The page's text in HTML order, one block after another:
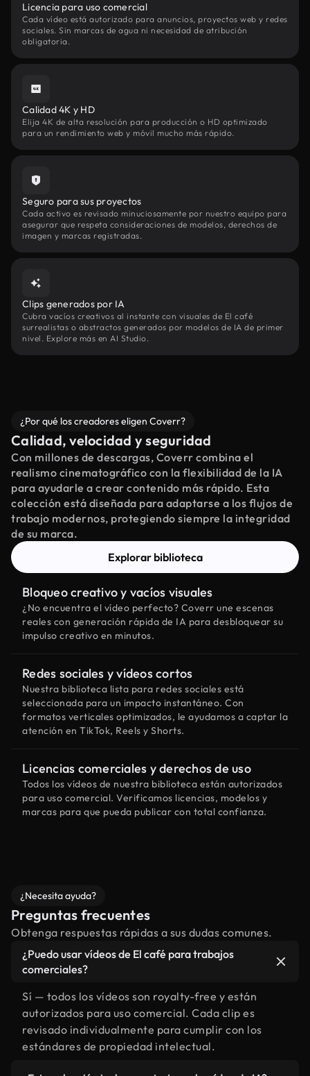
Licencia para uso comercial
Cada vídeo está autorizado para anuncios, proyectos web y redes
sociales. Sin marcas de agua ni necesidad de atribución
obligatoria.
Calidad 4K y HD
Elija 4K de alta resolución para producción o HD optimizado
para un rendimiento web y móvil mucho más rápido.
Seguro para sus proyectos
Cada activo es revisado minuciosamente por nuestro equipo para
asegurar que respeta consideraciones de modelos, derechos de
imagen y marcas registradas.
Clips generados por IA
Cubra vacíos creativos al instante con visuales de El café
surrealistas o abstractos generados por modelos de IA de primer
nivel. Explore más en AI Studio.
¿Por qué los creadores eligen Coverr?
Calidad, velocidad y seguridad
Con millones de descargas, Coverr combina el
realismo cinematográfico con la flexibilidad de la IA
para ayudarle a crear contenido más rápido. Esta
colección está diseñada para adaptarse a los flujos de
trabajo modernos, protegiendo siempre la integridad
de su marca.
Explorar biblioteca
Bloqueo creativo y vacíos visuales
¿No encuentra el vídeo perfecto? Coverr une escenas
reales con generación rápida de IA para desbloquear su
impulso creativo en minutos.
Redes sociales y vídeos cortos
Nuestra biblioteca lista para redes sociales está
seleccionada para un impacto instantáneo. Con
formatos verticales optimizados, le ayudamos a captar la
atención en TikTok, Reels y Shorts.
Licencias comerciales y derechos de uso
Todos los vídeos de nuestra biblioteca están autorizados
para uso comercial. Verificamos licencias, modelos y
marcas para que pueda publicar con total confianza.
¿Necesita ayuda?
Preguntas frecuentes
Obtenga respuestas rápidas a sus dudas comunes.
¿Puedo usar vídeos de El café para trabajos
comerciales?
Sí — todos los vídeos son royalty-free y están
autorizados para uso comercial. Cada clip es
revisado individualmente para cumplir con los
estándares de propiedad intelectual.